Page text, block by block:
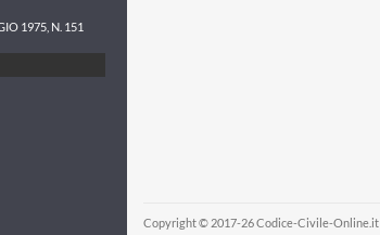
Copyright © 2017-26 Codice-Civile-Online.it
1975, N. 151